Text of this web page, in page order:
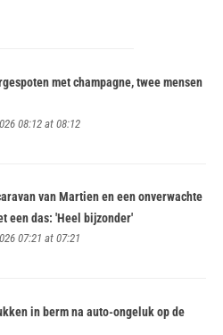
met champagne, twee mensen
08:12 at 08:12
van Martien en een onverwachte
een das: 'Heel bijzonder'
07:21 at 07:21
in berm na auto-ongeluk op de